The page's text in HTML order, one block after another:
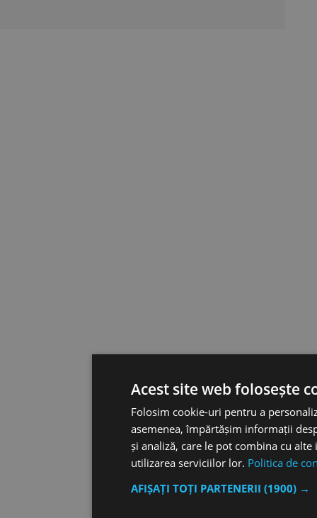
Acest site web folosește
Folosim cookie-uri pentru a
asemenea, împărtășim informații
și analiză, care le pot combina cu
utilizarea serviciilor lor. Politica de
AFIȘAȚI TOȚI PARTENERII (1900) →